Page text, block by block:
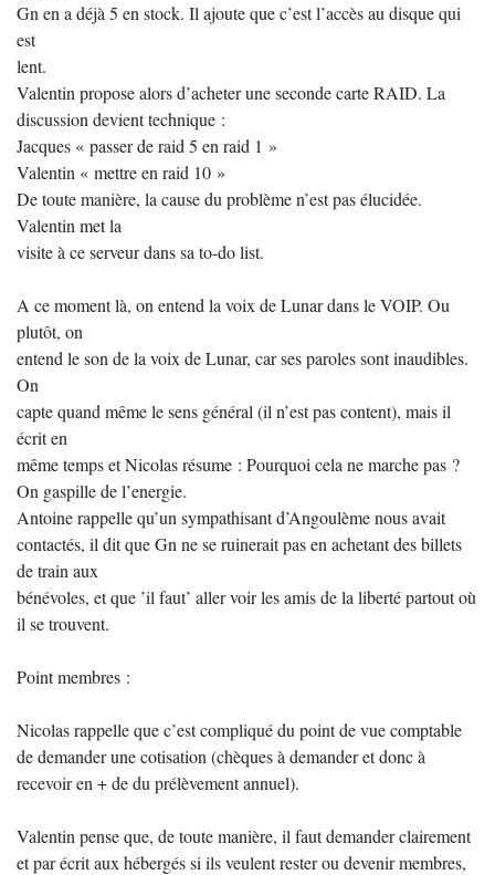
Gn en a déjà 5 en stock. Il ajoute que c’est l’accès au disque qui
est
lent.
Valentin propose alors d’acheter une seconde carte RAID. La
discussion devient technique :
Jacques « passer de raid 5 en raid 1 »
Valentin « mettre en raid 10 »
De toute manière, la cause du problème n’est pas élucidée.
Valentin met la
visite à ce serveur dans sa to-do list.
A ce moment là, on entend la voix de Lunar dans le VOIP. Ou
plutôt, on
entend le son de la voix de Lunar, car ses paroles sont inaudibles.
On
capte quand même le sens général (il n’est pas content), mais il
écrit en
même temps et Nicolas résume : Pourquoi cela ne marche pas ?
On gaspille de l’energie.
Antoine rappelle qu’un sympathisant d’Angoulème nous avait
contactés, il dit que Gn ne se ruinerait pas en achetant des billets
de train aux
bénévoles, et que ’il faut’ aller voir les amis de la liberté partout où
il se trouvent.
Point membres :
Nicolas rappelle que c’est compliqué du point de vue comptable
de demander une cotisation (chèques à demander et donc à
recevoir en + de du prélèvement annuel).
Valentin pense que, de toute manière, il faut demander clairement
et par écrit aux hébergés si ils veulent rester ou devenir membres,